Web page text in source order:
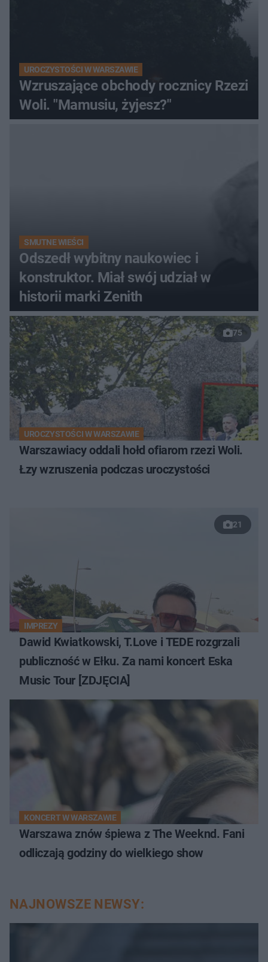
UROCZYSTOŚCI W WARSZAWIE
Wzruszające obchody rocznicy Rzezi
Woli. "Mamusiu, żyjesz?"
SMUTNE WIEŚCI
Odszedł wybitny naukowiec i
konstruktor. Miał swój udział w
historii marki Zenith
75
UROCZYSTOŚCI W WARSZAWIE
Warszawiacy oddali hołd ofiarom rzezi Woli.
Łzy wzruszenia podczas uroczystości
21
IMPREZY
Dawid Kwiatkowski, T.Love i TEDE rozgrzali
publiczność w Ełku. Za nami koncert Eska
Music Tour [ZDJĘCIA]
KONCERT W WARSZAWIE
Warszawa znów śpiewa z The Weeknd. Fani
odliczają godziny do wielkiego show
NAJNOWSZE NEWSY: